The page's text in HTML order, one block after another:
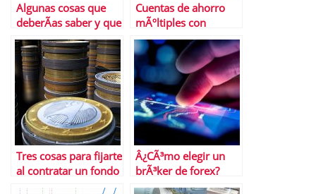
Algunas cosas que
deberÃ­as saber y que
no siempre recuerdas
sobre la
comunicaciÃ³n no
verbal en una
entrevista.
Cuentas de ahorro
mÃºltiples con
objetivos Â¿Merecen
la pena?
Tres cosas para fijarte
al contratar un fondo
en 2022
Â¿CÃ³mo elegir un
brÃ³ker de forex?